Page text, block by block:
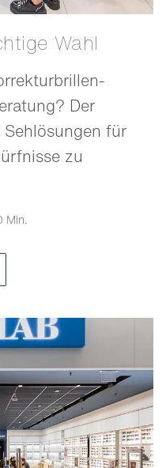
Wahl
Der
Sehlösungen für
zu
Min.